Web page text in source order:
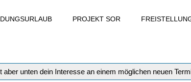
PROJEKT SOR
unten dein Interesse an einem möglichen neuen